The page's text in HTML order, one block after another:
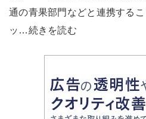
通の青果部門などと連携する
ッ…続きを読む